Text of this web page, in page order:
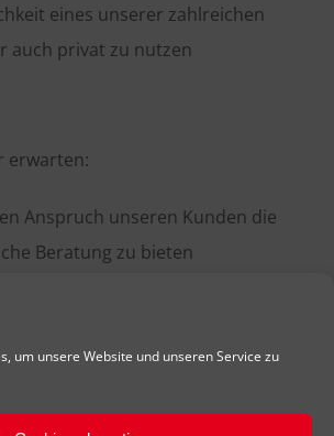
um unsere Website und unseren Service zu
eines unserer zahlreichen
auch privat zu nutzen
erwarten:
Anspruch unseren Kunden die
Beratung zu bieten
und offen Dich
sich gerne mit eigenen Ideen ein
richtig gut im Verkauf aber